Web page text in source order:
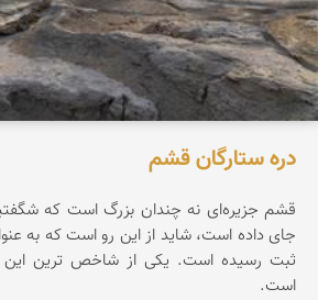
دره ستارگان قشم
قشم جزیره‌ای نه چندان بزرگ است که
جای داده است، شاید از این رو است که به
ثبت رسیده است. یکی از شاخص ترین این
است.